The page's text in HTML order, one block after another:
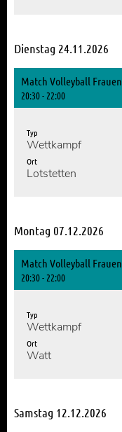
Dienstag 24.11.2026
Match Volleyball Frauen
20:30 - 22:00
Typ
Wettkampf
Ort
Lotstetten
Montag 07.12.2026
Match Volleyball Frauen
20:30 - 22:00
Typ
Wettkampf
Ort
Watt
Samstag 12.12.2026